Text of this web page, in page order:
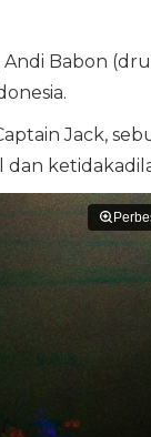
Babon
Jack,
dan